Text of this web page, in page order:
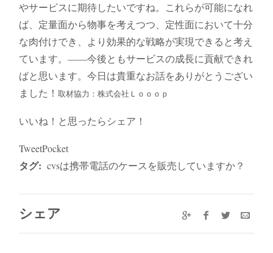
やサービスに期待したいですね。これらが可能になれ
ば、定量面から物事を考えつつ、定性面において十分
な肉付けでき、より効果的な戦略が実現できると考え
ています。――今後ともサービスの成長に貢献できれ
ばと思います。今日は貴重なお話をありがとうござい
ました！取材協力：株式会社Ｌｏｏｏｐ
いいね！と思ったらシェア！
TweetPocket
タグ: cvsは携帯電話のケースを販売していますか？
シェア